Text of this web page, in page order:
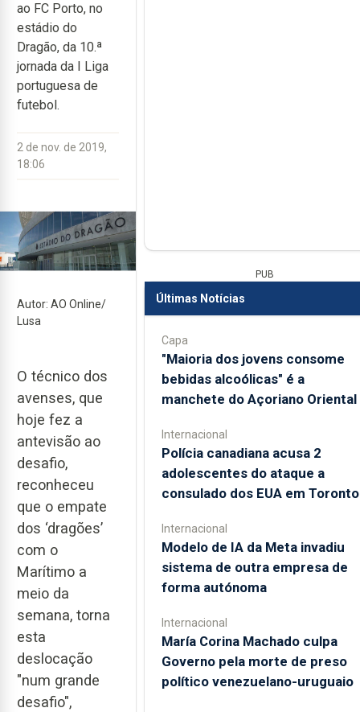
ao FC Porto, no
estádio do
Dragão, da 10.ª
jornada da I Liga
portuguesa de
futebol.
2 de nov. de 2019,
18:06
Autor: AO Online/
Lusa
O técnico dos
avenses, que
hoje fez a
antevisão ao
desafio,
reconheceu
que o empate
dos ‘dragões’
com o
Marítimo a
meio da
semana, torna
esta
deslocação
"num grande
desafio",
PUB
Últimas Notícias
Capa
"Maioria dos jovens consome
bebidas alcoólicas" é a
manchete do Açoriano Oriental
Internacional
Polícia canadiana acusa 2
adolescentes do ataque a
consulado dos EUA em Toronto
Internacional
Modelo de IA da Meta invadiu
sistema de outra empresa de
forma autónoma
Internacional
María Corina Machado culpa
Governo pela morte de preso
político venezuelano-uruguaio